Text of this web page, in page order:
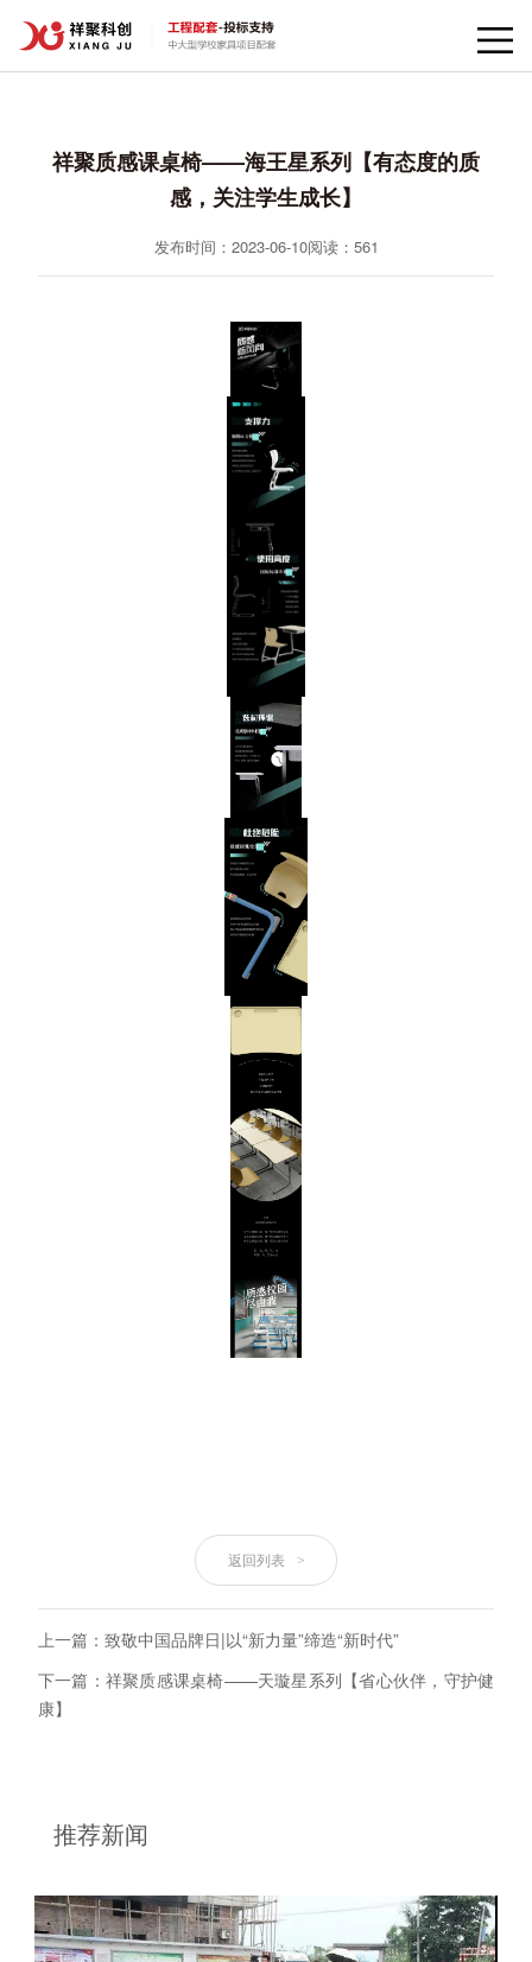
祥聚质感课桌椅——海王星系列【有态度的质
感，关注学生成长】
发布时间：2023-06-10阅读： 561
返回列表 >
上一篇：致敬中国品牌日|以“新力量”缔造“新时代”
下一篇：祥聚质感课桌椅——天璇星系列【省心伙伴，守护健
康】
推荐新闻